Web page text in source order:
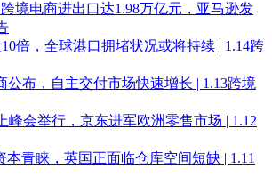
跨境电商进出口达1.98万亿元，亚马逊发
倍，全球港口拥堵状况或将持续 | 1.14跨
公布，自主交付市场快速增长 | 1.13跨境
峰会举行，京东进军欧洲零售市场 | 1.12
青睐，英国正面临仓库空间短缺 | 1.11